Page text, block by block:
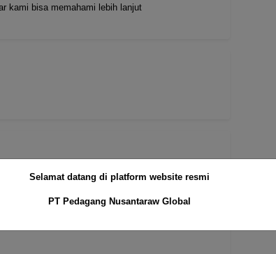
kami bisa memahami lebih lanjut
Selamat datang di platform website resmi
PT Pedagang Nusantaraw Global